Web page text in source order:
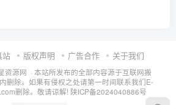
站 版权声明 广告合作 关于我们
资源网 · 本站所发布的全部内容源于互联网搬
删除。如果有侵权之处请第一时间联系我们E-
删除。敬请谅解! 陕ICP备2024040886号